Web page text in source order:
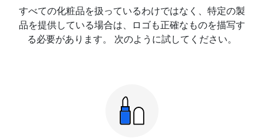
すべての化粧品を扱っているわけではなく、特定の製
品を提供している場合は、ロゴも正確なものを描写す
る必要があります。 次のように試してください。